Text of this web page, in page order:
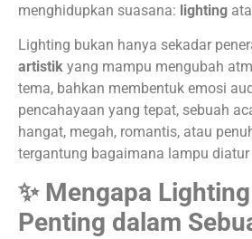
menghidupkan suasana: lighting
Lighting bukan hanya sekadar
artistik yang mampu mengubah
tema, bahkan membentuk emosi
pencahayaan yang tepat, sebuah
hangat, megah, romantis, atau
tergantung bagaimana lampu
✨ Mengapa
Penting dalam